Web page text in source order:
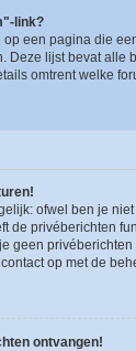
link?
een pagina die
Deze lijst bevat alle
omtrent welke
ofwel ben je
de privéberichten
geen
op met de
ontvangen!